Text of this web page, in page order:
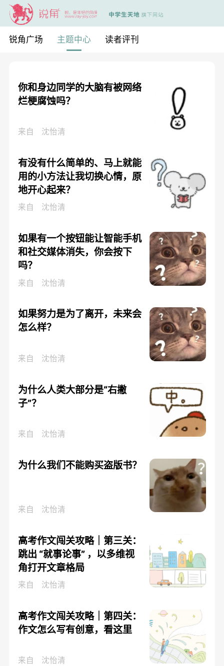
锐角广场 主题中心 读者评刊
你和身边同学的大脑有被网络
烂梗腐蚀吗？
来自 沈怡清
有没有什么简单的、马上就能
用的小方法让我切换心情，原
地开心起来？
来自 沈怡清
如果有一个按钮能让智能手机
和社交媒体消失，你会按下
吗？
来自 沈怡清
如果努力是为了离开，未来会
怎么样？
来自 沈怡清
为什么人类大部分是“右撇
子”？
来自 沈怡清
为什么我们不能购买盗版书？
来自 沈怡清
高考作文闯关攻略｜第三关：
跳出 “就事论事” ，以多维视
角打开文章格局
来自 沈怡清
高考作文闯关攻略｜第四关：
作文怎么写有创意，看这里
来自 沈怡清